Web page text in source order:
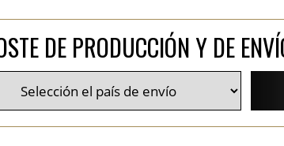
DE PRODUCCIÓN Y DE